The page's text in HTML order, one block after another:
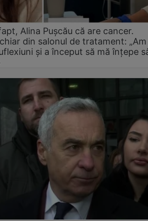
Alina Pușcău că are cancer.
din salonul de tratament:
și a început să mă înțepe